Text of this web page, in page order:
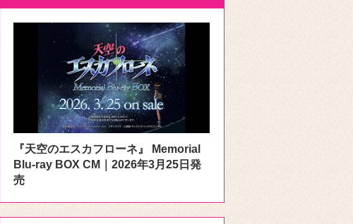
『天空のエスカフローネ』 Memorial
Blu-ray BOX CM｜2026年3月25日発
売